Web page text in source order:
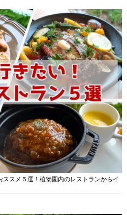
スメ５選！植物園内のレストランからイ